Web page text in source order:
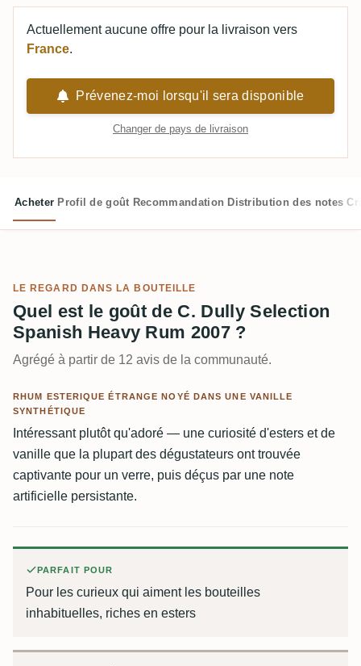
Actuellement aucune offre pour la livraison vers
France.
Prévenez-moi lorsqu'il sera disponible
Changer de pays de livraison
Acheter Profil de goût Recommandation Distribution des notes
LE REGARD DANS LA BOUTEILLE
Quel est le goût de C. Dully Selection
Spanish Heavy Rum 2007 ?
Agrégé à partir de 12 avis de la communauté.
RHUM ESTERIQUE ÉTRANGE NOYÉ DANS UNE VANILLE
SYNTHÉTIQUE
Intéressant plutôt qu'adoré — une curiosité d'esters et de
vanille que la plupart des dégustateurs ont trouvée
captivante pour un verre, puis déçus par une note
artificielle persistante.
PARFAIT POUR
Pour les curieux qui aiment les bouteilles
inhabituelles, riches en esters